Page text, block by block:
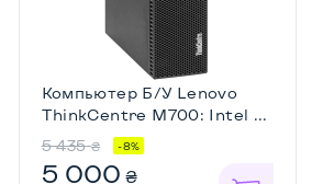
Компьютер Б/У Lenovo
ThinkCentre M700: Intel ...
5 435 ₴ -8%
5 000 ₴